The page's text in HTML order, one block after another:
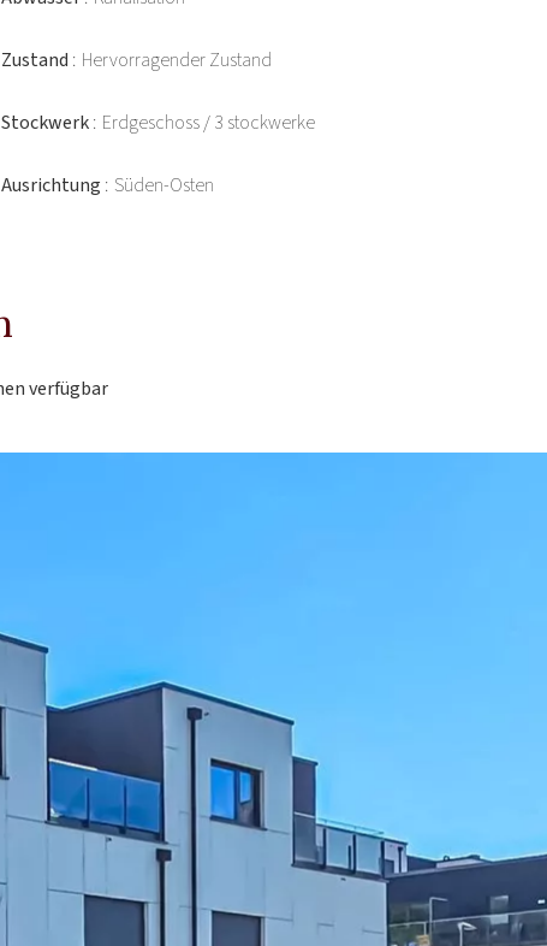
Zustand Hervorragender Zustand
Stockwerk Erdgeschoss / 3 stockwerke
Ausrichtung Süden-Osten
verfügbar